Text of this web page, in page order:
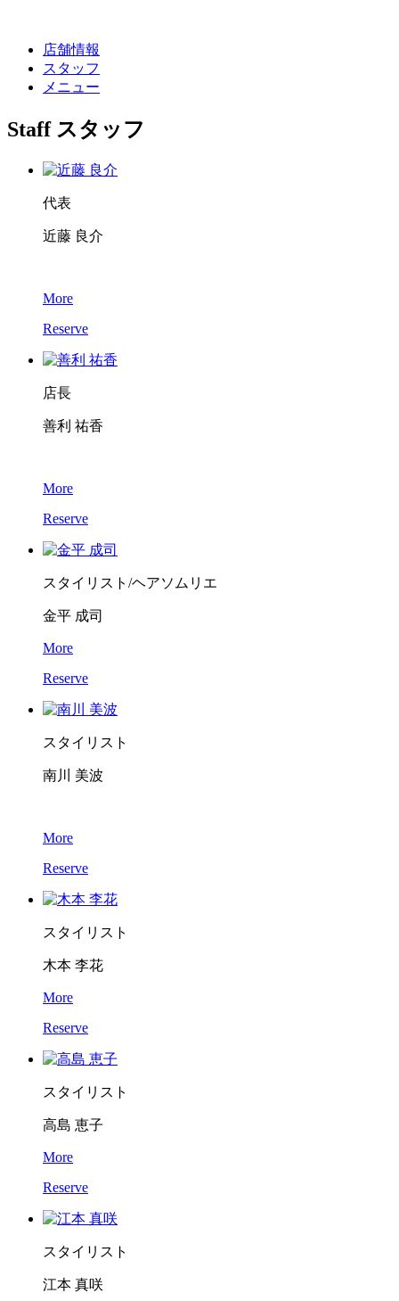
店舗情報
スタッフ
メニュー
Staff スタッフ
代表
近藤 良介
More
Reserve
店長
善利 祐香
More
Reserve
スタイリスト/ヘアソムリエ
金平 成司
More
Reserve
スタイリスト
南川 美波
More
Reserve
スタイリスト
木本 李花
More
Reserve
スタイリスト
高島 恵子
More
Reserve
スタイリスト
江本 真咲